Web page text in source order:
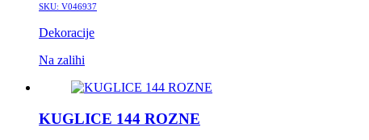
SKU: V046937
Dekoracije
Na zalihi
KUGLICE 144 ROZNE